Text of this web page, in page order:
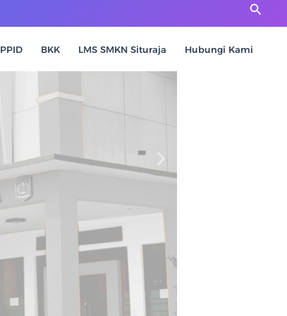
Cari
PPID BKK LMS SMKN Situraja Hubungi Kami